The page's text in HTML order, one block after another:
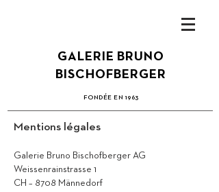
GALERIE BRUNO
BISCHOFBERGER
FONDÉE EN 1963
Mentions légales
Galerie Bruno Bischofberger AG
Weissenrainstrasse 1
CH – 8708 Männedorf